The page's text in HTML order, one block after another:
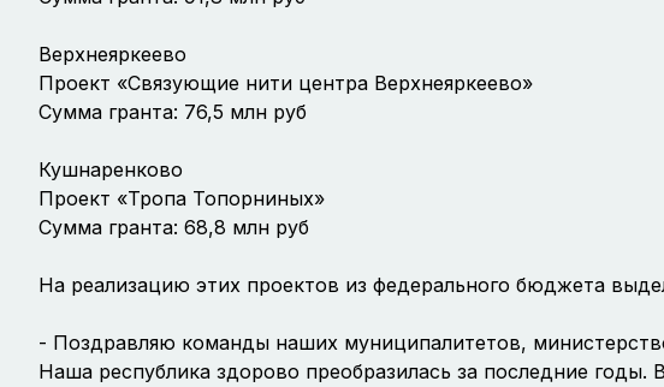
Верхнеяркеево
Проект «Связующие нити центра Верхнеяркеево»
Сумма гранта: 76,5 млн руб
Кушнаренково
Проект «Тропа Топорниных»
Сумма гранта: 68,8 млн руб
На реализацию этих проектов из федерального бюджета
- Поздравляю команды наших муниципалитетов,
Наша республика здорово преобразилась за последние